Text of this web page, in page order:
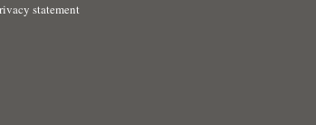
statement